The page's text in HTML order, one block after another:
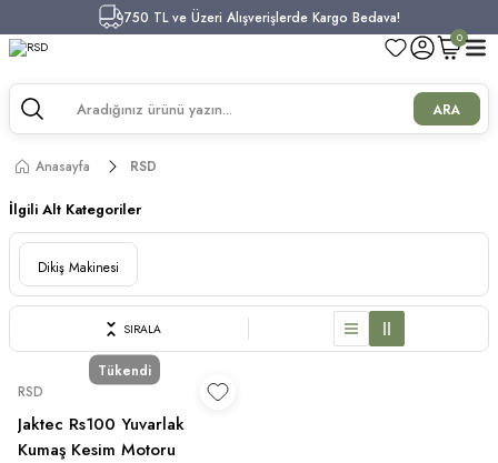
750 TL ve Üzeri Alışverişlerde Kargo Bedava!
ARA
0
Anasayfa RSD
İlgili Alt Kategoriler
Dikiş Makinesi
SIRALA
Tükendi
RSD
Jaktec Rs100 Yuvarlak
Kumaş Kesim Motoru